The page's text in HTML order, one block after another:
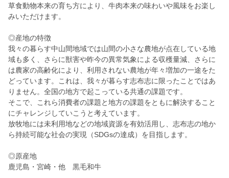
草食動物本来の育ち方により、牛肉本来の味わいや風味をお楽し
みいただけます。
◎産地の特徴
我々の暮らす中山間地域では山間の小さな農地が点在している地
域も多く、さらに獣害や昨今の異常気象による収穫量減、さらに
は農家の高齢化により、利用されない農地が年々増加の一途をた
どっています。これは、我々が暮らす志布志に限ったことではあ
りません。全国の地方で起こっている共通の課題です。
そこで、これら消費者の課題と地方の課題をともに解決すること
にチャレンジしていこうと考えています。
放牧地には未利用地などの地域資源を有効活用し、志布志の地か
ら持続可能な社会の実現（SDGsの達成）を目指します。
◎原産地
鹿児島・宮崎・他 黒毛和牛